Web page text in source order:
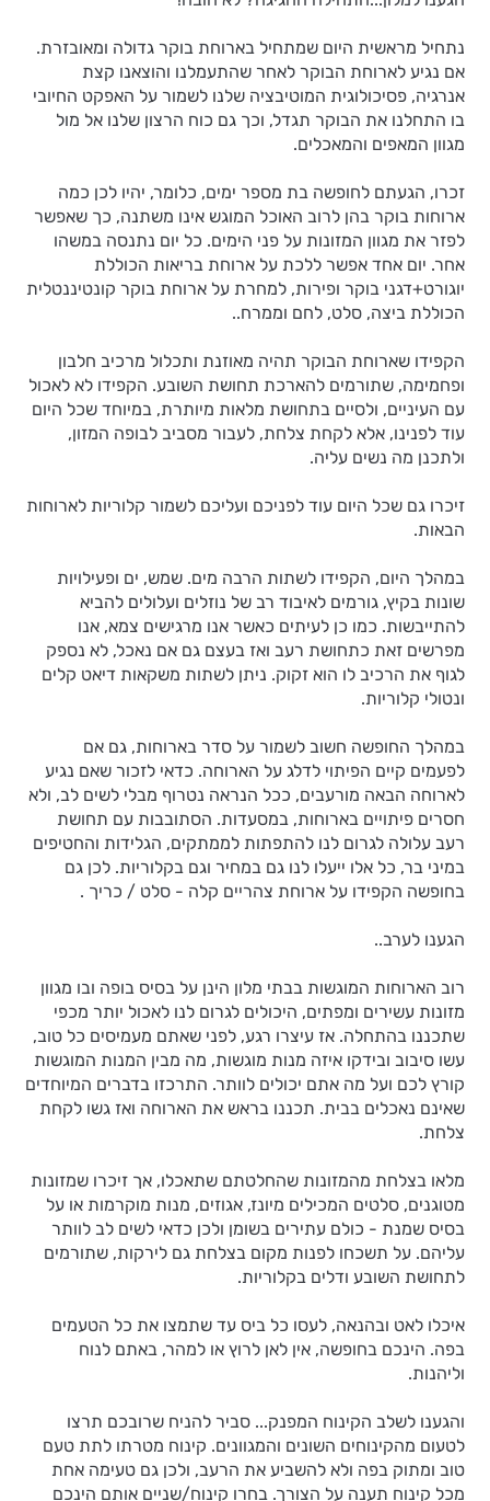
נתחיל מראשית היום שמתחיל בארוחת בוקר גדולה ומאובזרת.
אם נגיע לארוחת הבוקר לאחר שהתעמלנו והוצאנו קצת
אנרגיה, פסיכולוגית המוטיבציה שלנו לשמור על האפקט החיובי
בו התחלנו את הבוקר תגדל, וכך גם כוח הרצון שלנו אל מול
מגוון המאפים והמאכלים.
זכרו, הגעתם לחופשה בת מספר ימים, כלומר, יהיו לכן כמה
ארוחות בוקר בהן לרוב האוכל המוגש אינו משתנה, כך שאפשר
לפזר את מגוון המזונות על פני הימים. כל יום נתנסה במשהו
אחר. יום אחד אפשר ללכת על ארוחת בריאות הכוללת
יוגורט+דגני בוקר ופירות, למחרת על ארוחת בוקר קונטיננטלית
הכוללת ביצה, סלט, לחם וממרח..
הקפידו שארוחת הבוקר תהיה מאוזנת ותכלול מרכיב חלבון
ופחמימה, שתורמים להארכת תחושת השובע. הקפידו לא לאכול
עם העיניים, ולסיים בתחושת מלאות מיותרת, במיוחד שכל היום
עוד לפנינו, אלא לקחת צלחת, לעבור מסביב לבופה המזון,
ולתכנן מה נשים עליה.
זיכרו גם שכל היום עוד לפניכם ועליכם לשמור קלוריות לארוחות
הבאות.
במהלך היום, הקפידו לשתות הרבה מים. שמש, ים ופעילויות
שונות בקיץ, גורמים לאיבוד רב של נוזלים ועלולים להביא
להתייבשות. כמו כן לעיתים כאשר אנו מרגישים צמא, אנו
מפרשים זאת כתחושת רעב ואז בעצם גם אם נאכל, לא נספק
לגוף את הרכיב לו הוא זקוק. ניתן לשתות משקאות דיאט קלים
ונטולי קלוריות.
במהלך החופשה חשוב לשמור על סדר בארוחות, גם אם
לפעמים קיים הפיתוי לדלג על הארוחה. כדאי לזכור שאם נגיע
לארוחה הבאה מורעבים, ככל הנראה נטרוף מבלי לשים לב, ולא
חסרים פיתויים בארוחות, במסעדות. הסתובבות עם תחושת
רעב עלולה לגרום לנו להתפתות לממתקים, הגלידות והחטיפים
במיני בר, כל אלו ייעלו לנו גם במחיר וגם בקלוריות. לכן גם
בחופשה הקפידו על ארוחת צהריים קלה - סלט / כריך .
הגענו לערב..
רוב הארוחות המוגשות בבתי מלון הינן על בסיס בופה ובו מגוון
מזונות עשירים ומפתים, היכולים לגרום לנו לאכול יותר מכפי
שתכננו בהתחלה. אז עיצרו רגע, לפני שאתם מעמיסים כל טוב,
עשו סיבוב ובידקו איזה מנות מוגשות, מה מבין המנות המוגשות
קורץ לכם ועל מה אתם יכולים לוותר. התרכזו בדברים המיוחדים
שאינם נאכלים בבית. תכננו בראש את הארוחה ואז גשו לקחת
צלחת.
מלאו בצלחת מהמזונות שהחלטתם שתאכלו, אך זיכרו שמזונות
מטוגנים, סלטים המכילים מיונז, אגוזים, מנות מוקרמות או על
בסיס שמנת - כולם עתירים בשומן ולכן כדאי לשים לב לוותר
עליהם. על תשכחו לפנות מקום בצלחת גם לירקות, שתורמים
לתחושת השובע ודלים בקלוריות.
איכלו לאט ובהנאה, לעסו כל ביס עד שתמצו את כל הטעמים
בפה. הינכם בחופשה, אין לאן לרוץ או למהר, באתם לנוח
וליהנות.
והגענו לשלב הקינוח המפנק... סביר להניח שרובכם תרצו
לטעום מהקינוחים השונים והמגוונים. קינוח מטרתו לתת טעם
טוב ומתוק בפה ולא להשביע את הרעב, ולכן גם טעימה אחת
מכל קינוח תענה על הצורך. בחרו קינוח/שניים אותם הינכם